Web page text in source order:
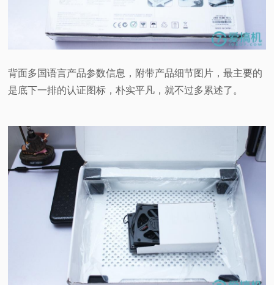
背面多国语言产品参数信息，附带产品细节图片，最主要的
是底下一排的认证图标，朴实平凡，就不过多累述了。